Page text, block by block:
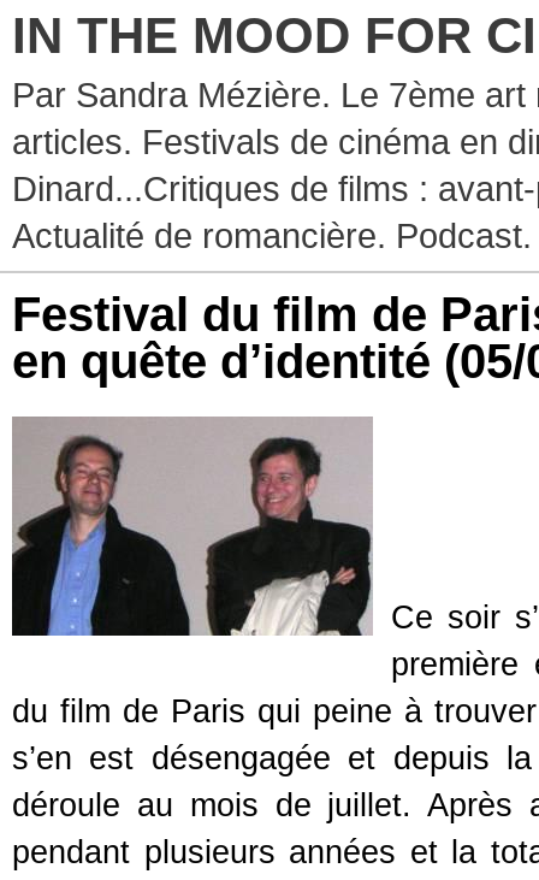
IN THE MOOD FOR
Par Sandra Mézière. Le 7ème
articles. Festivals de cinéma en
Dinard...Critiques de films :
Actualité de romancière. Podcast.
Festival du film de
en quête d’identité (05/
Ce soir
du film de Paris qui peine à
s’en est désengagée et depuis
déroule au mois de juillet. Après
pendant plusieurs années et la